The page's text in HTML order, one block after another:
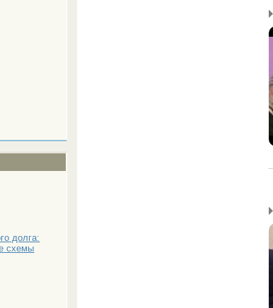
долга:
схемы